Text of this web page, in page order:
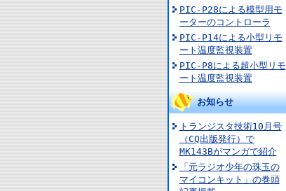
PIC-P28による模型用モ
ーターのコントローラ
PIC-P14による小型リモ
ート温度監視装置
PIC-P8による超小型リモ
ート温度監視装置
お知らせ
トランジスタ技術10月号
（CQ出版発行）で
MK143Bがマンガで紹介
「元ラジオ少年の珠玉の
マイコンキット」の巻頭